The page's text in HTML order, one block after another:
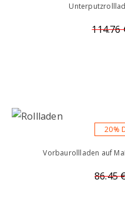
114.76
20%
Vorbaurollladen auf
86.45